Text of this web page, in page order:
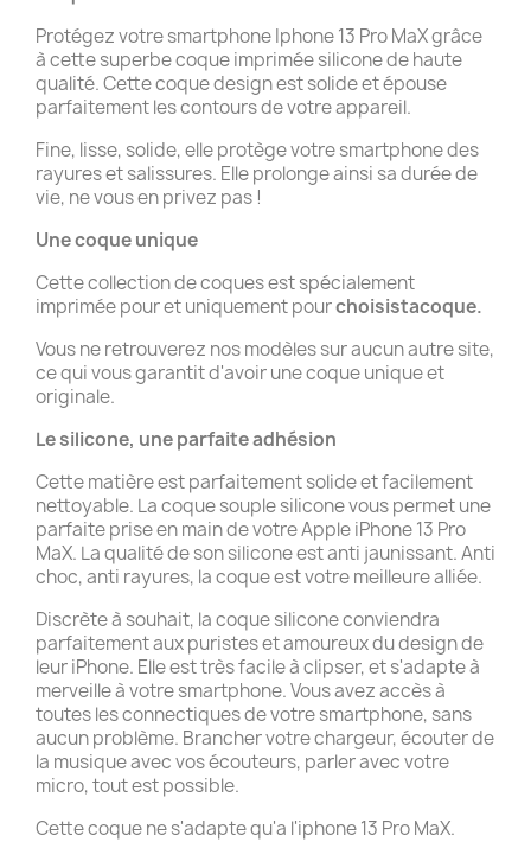
Protégez votre smartphone Iphone 13 Pro MaX grâce
à cette superbe coque imprimée silicone de haute
qualité. Cette coque design est solide et épouse
parfaitement les contours de votre appareil.
Fine, lisse, solide, elle protège votre smartphone des
rayures et salissures. Elle prolonge ainsi sa durée de
vie, ne vous en privez pas !
Une coque unique
Cette collection de coques est spécialement
imprimée pour et uniquement pourchoisistacoque.
Vous ne retrouverez nos modèles sur aucun autre site,
ce qui vous garantit d'avoir une coque unique et
originale.
Le silicone, une parfaite adhésion
Cette matière est parfaitement solide et facilement
nettoyable. La coque souple silicone vous permet une
parfaite prise en main de votre Apple iPhone 13 Pro
MaX. La qualité de son silicone est anti jaunissant. Anti
choc, anti rayures, la coque est votre meilleure alliée.
Discrète à souhait, la coque silicone conviendra
parfaitement aux puristes et amoureux du design de
leur iPhone. Elle est très facile à clipser, et s'adapte à
merveille à votre smartphone. Vous avez accès à
toutes les connectiques de votre smartphone, sans
aucun problème. Brancher votre chargeur, écouter de
la musique avec vos écouteurs, parler avec votre
micro, tout est possible.
Cette coque ne s'adapte qu'a l'iphone 13 Pro MaX.